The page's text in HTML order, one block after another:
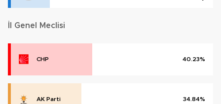
İl Genel Meclisi
CHP 40.23%
AK Parti 34.84%